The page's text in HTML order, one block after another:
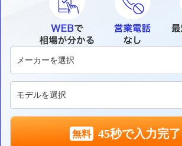
45秒で入力完了